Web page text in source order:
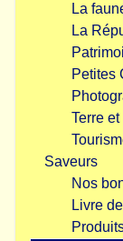
La
La
Petites
Terre
Saveurs
Nos
Livre